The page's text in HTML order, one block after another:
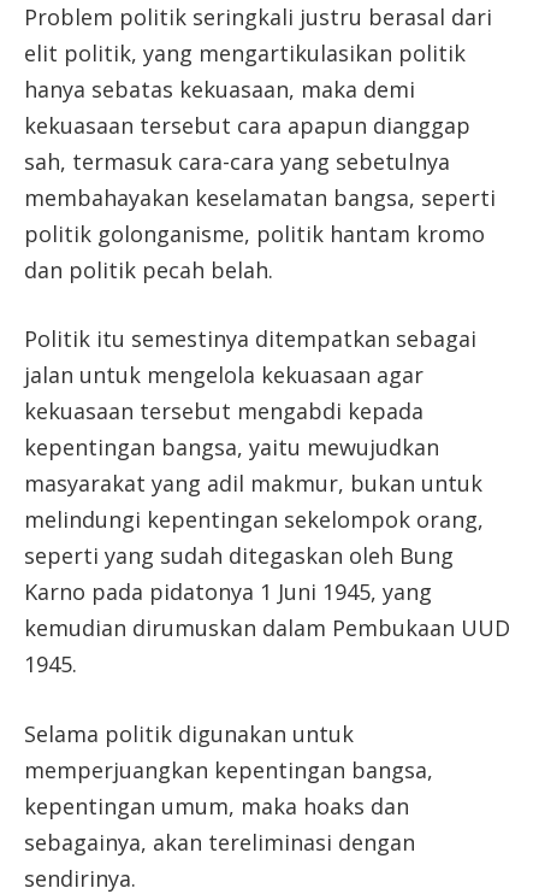
Problem politik seringkali justru berasal dari
elit politik, yang mengartikulasikan politik
hanya sebatas kekuasaan, maka demi
kekuasaan tersebut cara apapun dianggap
sah, termasuk cara-cara yang sebetulnya
membahayakan keselamatan bangsa, seperti
politik golonganisme, politik hantam kromo
dan politik pecah belah.
Politik itu semestinya ditempatkan sebagai
jalan untuk mengelola kekuasaan agar
kekuasaan tersebut mengabdi kepada
kepentingan bangsa, yaitu mewujudkan
masyarakat yang adil makmur, bukan untuk
melindungi kepentingan sekelompok orang,
seperti yang sudah ditegaskan oleh Bung
Karno pada pidatonya 1 Juni 1945, yang
kemudian dirumuskan dalam Pembukaan UUD
1945.
Selama politik digunakan untuk
memperjuangkan kepentingan bangsa,
kepentingan umum, maka hoaks dan
sebagainya, akan tereliminasi dengan
sendirinya.